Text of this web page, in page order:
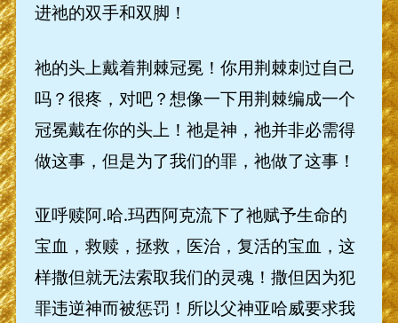
进祂的双手和双脚！
祂的头上戴着荆棘冠冕！你用荆棘刺过自己
吗？很疼，对吧？想像一下用荆棘编成一个
冠冕戴在你的头上！祂是神，祂并非必需得
做这事，但是为了我们的罪，祂做了这事！
亚呼赎阿.哈.玛西阿克流下了祂赋予生命的
宝血，救赎，拯救，医治，复活的宝血，这
样撒但就无法索取我们的灵魂！撒但因为犯
罪违逆神而被惩罚！所以父神亚哈威要求我